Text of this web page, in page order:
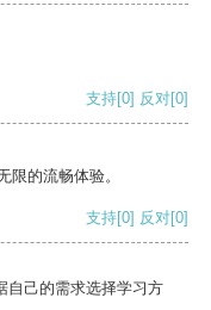
支持[0] 反对[0]
的流畅体验。
支持[0] 反对[0]
自己的需求选择学习方